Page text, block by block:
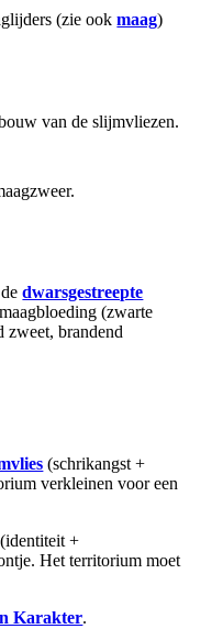
(zie ookmaag)
van de slijmvliezen.
dedwarsgestreepte
(zwarte
zweet, brandend
(schrikangst +
verkleinen voor een
(identiteit +
Het territorium moet
Karakter.